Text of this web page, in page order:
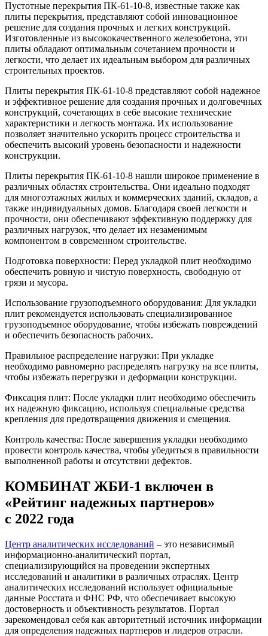
Пустотные перекрытия ПК-61-10-8, известные также как
плиты перекрытия, представляют собой инновационное
решение для создания прочных и легких конструкций.
Изготовленные из высококачественного железобетона, эти
плиты обладают оптимальным сочетанием прочности и
легкости, что делает их идеальным выбором для различных
строительных проектов.
Плиты перекрытия ПК-61-10-8 представляют собой надежное
и эффективное решение для создания прочных и долговечных
конструкций, сочетающих в себе высокие технические
характеристики и легкость монтажа. Их использование
позволяет значительно ускорить процесс строительства и
обеспечить высокий уровень безопасности и надежности
конструкции.
Плиты перекрытия ПК-61-10-8 нашли широкое применение в
различных областях строительства. Они идеально подходят
для многоэтажных жилых и коммерческих зданий, складов, а
также индивидуальных домов. Благодаря своей легкости и
прочности, они обеспечивают эффективную поддержку для
различных нагрузок, что делает их незаменимым
компонентом в современном строительстве.
Подготовка поверхности: Перед укладкой плит необходимо
обеспечить ровную и чистую поверхность, свободную от
грязи и мусора.
Использование грузоподъемного оборудования: Для укладки
плит рекомендуется использовать специализированное
грузоподъемное оборудование, чтобы избежать повреждений
и обеспечить безопасность рабочих.
Правильное распределение нагрузки: При укладке
необходимо равномерно распределять нагрузку на все плиты,
чтобы избежать перегрузки и деформации конструкции.
Фиксация плит: После укладки плит необходимо обеспечить
их надежную фиксацию, используя специальные средства
крепления для предотвращения движения и смещения.
Контроль качества: После завершения укладки необходимо
провести контроль качества, чтобы убедиться в правильности
выполненной работы и отсутствии дефектов.
КОМБИНАТ ЖБИ-1 включен в
«Рейтинг надежных партнеров»
с 2022 года
Центр аналитических исследований – это независимый
информационно-аналитический портал,
специализирующийся на проведении экспертных
исследований и аналитики в различных отраслях. Центр
аналитических исследований использует официальные
данные Росстата и ФНС РФ, что обеспечивает высокую
достоверность и объективность результатов. Портал
зарекомендовал себя как авторитетный источник информации
для определения надежных партнеров и лидеров отрасли.